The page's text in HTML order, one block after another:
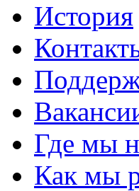
История
Где мы
Как мы